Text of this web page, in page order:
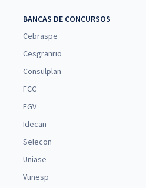
BANCAS DE CONCURSOS
Cebraspe
Cesgranrio
Consulplan
FCC
FGV
Idecan
Selecon
Uniase
Vunesp